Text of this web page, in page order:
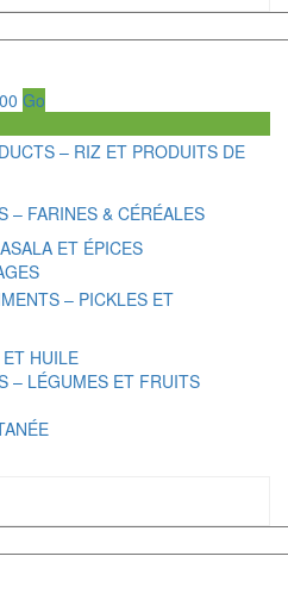
Go
– RIZ ET PRODUITS DE
– FARINES & CÉRÉALES
ET ÉPICES
– PICKLES ET
HUILE
– LÉGUMES ET FRUITS